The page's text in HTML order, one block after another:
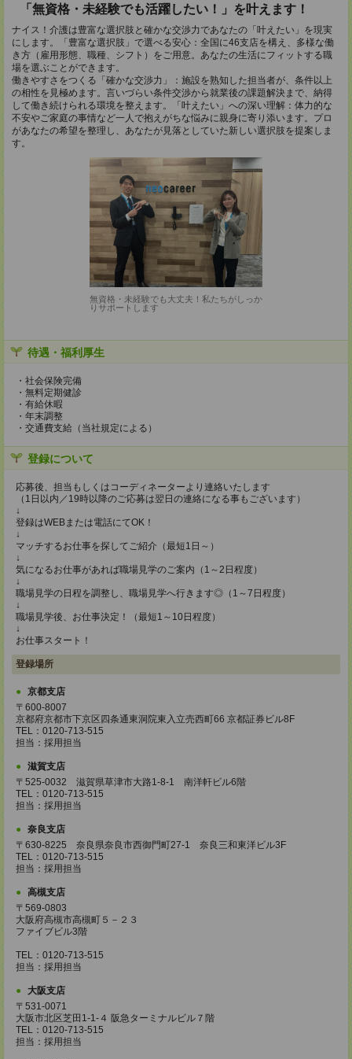
「無資格・未経験でも活躍したい！」を叶えます！
ナイス！介護は豊富な選択肢と確かな交渉力であなたの「叶えたい」を現実
にします。「豊富な選択肢」で選べる安心：全国に46支店を構え、多様な働
き方（雇用形態、職種、シフト）をご用意。あなたの生活にフィットする職
場を選ぶことができます。
働きやすさをつくる「確かな交渉力」：施設を熟知した担当者が、条件以上
の相性を見極めます。言いづらい条件交渉から就業後の課題解決まで、納得
して働き続けられる環境を整えます。「叶えたい」への深い理解：体力的な
不安やご家庭の事情など一人で抱えがちな悩みに親身に寄り添います。プロ
があなたの希望を整理し、あなたが見落としていた新しい選択肢を提案しま
す。
無資格・未経験でも大丈夫！私たちがしっか
りサポートします
待遇・福利厚生
・社会保険完備
・無料定期健診
・有給休暇
・年末調整
・交通費支給（当社規定による）
登録について
応募後、担当もしくはコーディネーターより連絡いたします
（1日以内／19時以降のご応募は翌日の連絡になる事もございます）
↓
登録はWEBまたは電話にてOK！
↓
マッチするお仕事を探してご紹介（最短1日～）
↓
気になるお仕事があれば職場見学のご案内（1～2日程度）
↓
職場見学の日程を調整し、職場見学へ行きます◎（1～7日程度）
↓
職場見学後、お仕事決定！（最短1～10日程度）
↓
お仕事スタート！
登録場所
京都支店
〒600-8007
京都府京都市下京区四条通東洞院東入立売西町66 京都証券ビル8F
TEL：0120-713-515
担当：採用担当
滋賀支店
〒525-0032 滋賀県草津市大路1-8-1 南洋軒ビル6階
TEL：0120-713-515
担当：採用担当
奈良支店
〒630-8225 奈良県奈良市西御門町27-1 奈良三和東洋ビル3F
TEL：0120-713-515
担当：採用担当
高槻支店
〒569-0803
大阪府高槻市高槻町５－２３
ファイブビル3階
TEL：0120-713-515
担当：採用担当
大阪支店
〒531-0071
大阪市北区芝田1-1-４ 阪急ターミナルビル７階
TEL：0120-713-515
担当：採用担当